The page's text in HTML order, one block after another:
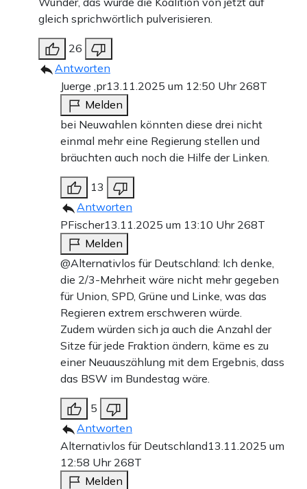
gleich sprichwörtlich pulverisieren.
26
Antworten
Juerge ,pr13.11.2025 um 12:50 Uhr 268T
Melden
bei Neuwahlen könnten diese drei nicht
einmal mehr eine Regierung stellen und
bräuchten auch noch die Hilfe der Linken.
13
Antworten
PFischer13.11.2025 um 13:10 Uhr 268T
Melden
@Alternativlos für Deutschland: Ich denke,
die 2/3-Mehrheit wäre nicht mehr gegeben
für Union, SPD, Grüne und Linke, was das
Regieren extrem erschweren würde.
Zudem würden sich ja auch die Anzahl der
Sitze für jede Fraktion ändern, käme es zu
einer Neuauszählung mit dem Ergebnis, dass
das BSW im Bundestag wäre.
5
Antworten
Alternativlos für Deutschland13.11.2025 um
12:58 Uhr 268T
Melden